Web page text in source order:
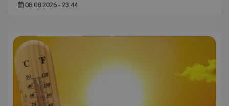
08.08.2026 - 23:44